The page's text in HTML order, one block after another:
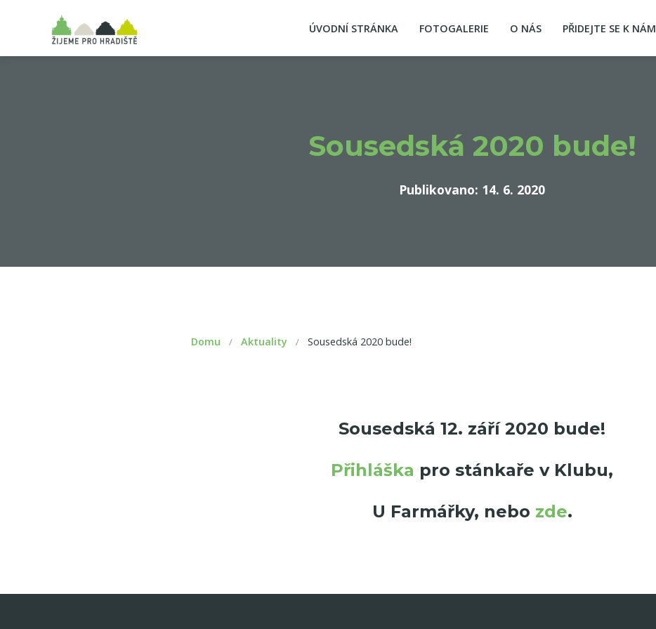
ÚVODNÍ STRÁNKA FOTOGALERIE O NÁS PŘIDEJTE SE K NÁM
Sousedská 2020 bude!
Publikovano: 14. 6. 2020
Domu / Aktuality / Sousedská 2020 bude!
Sousedská 12. září 2020 bude!
Přihláška pro stánkaře v Klubu,
U Farmářky, nebo zde.